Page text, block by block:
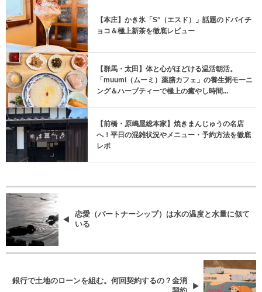
【本庄】かき氷「S°（エスド）」話題のドバイチ
ョコ＆極上新茶を徹底レビュー
【群馬・太田】体と心がほどける温活朝活。
「muumi（ムーミ）薬膳カフェ」の養生粥モーニ
ング＆ハーブティーで極上の癒やし時間...
【前橋・原嶋屋総本家】焼きまんじゅうの名店
へ！平日の混雑状況やメニュー・予約方法を徹底
レポ
恋愛（パートナーシップ）は水の温度と水量に似て
いる
銀行で土地のローンを組む。何回契約するの？金消